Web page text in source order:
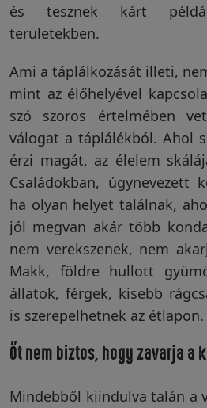
és tesznek kárt
területekben.
Ami a táplálkozását illeti,
mint az élőhelyével
szó szoros értelmében
válogat a táplálékból. Ahol
érzi magát, az élelem
Családokban, úgynevezett
ha olyan helyet találnak,
jól megvan akár több
nem verekszenek, nem
Makk, földre hullott
állatok, férgek, kisebb
is szerepelhetnek az étlapon.
Őt nem biztos, hogy zavarja a
Mindebből kiindulva talán a